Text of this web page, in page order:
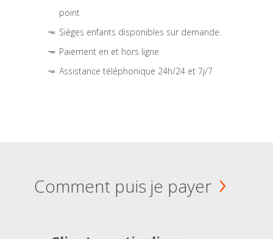
point
Sièges enfants disponibles sur demande.
Paiement en et hors ligne
Assistance téléphonique 24h/24 et 7j/7
Comment puis je payer